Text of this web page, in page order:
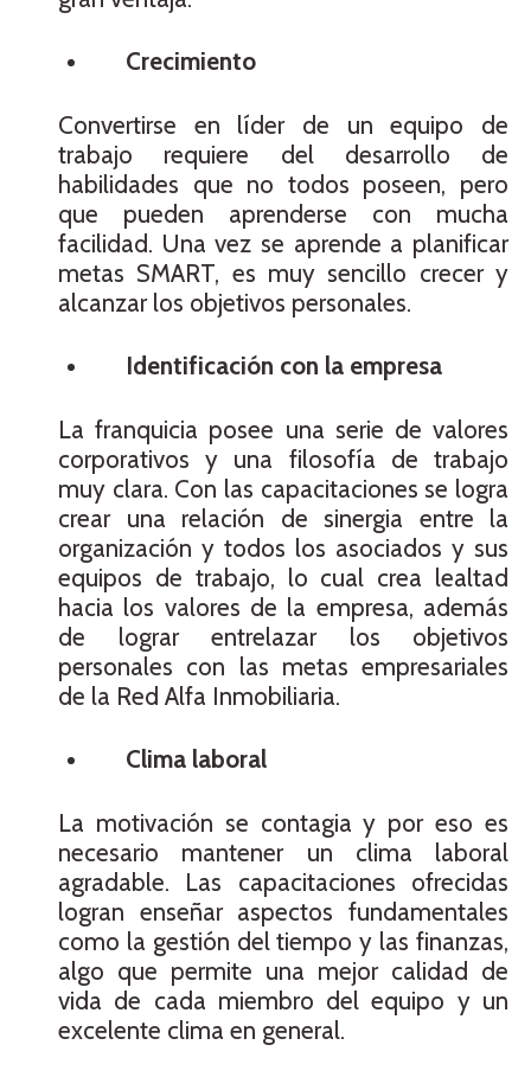
Crecimiento
Convertirse en líder de un equipo de
trabajo requiere del desarrollo de
habilidades que no todos poseen, pero
que pueden aprenderse con mucha
facilidad. Una vez se aprende a planificar
metas SMART, es muy sencillo crecer y
alcanzar los objetivos personales.
Identificación con la empresa
La franquicia posee una serie de valores
corporativos y una filosofía de trabajo
muy clara. Con las capacitaciones se logra
crear una relación de sinergia entre la
organización y todos los asociados y sus
equipos de trabajo, lo cual crea lealtad
hacia los valores de la empresa, además
de lograr entrelazar los objetivos
personales con las metas empresariales
de la Red Alfa Inmobiliaria.
Clima laboral
La motivación se contagia y por eso es
necesario mantener un clima laboral
agradable. Las capacitaciones ofrecidas
logran enseñar aspectos fundamentales
como la gestión del tiempo y las finanzas,
algo que permite una mejor calidad de
vida de cada miembro del equipo y un
excelente clima en general.